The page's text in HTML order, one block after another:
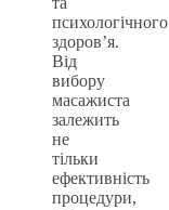
психологічного
здоров’я.
Від
вибору
масажиста
залежить
не
тільки
ефективність
процедури,